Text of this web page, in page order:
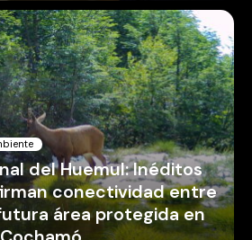
del Huemul: Inéditos
conectividad entre
área protegida en